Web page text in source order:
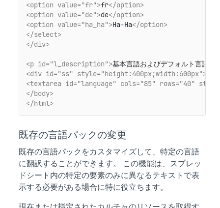
<option value="fr">fr</option>
<option value="de">de</option>
<option value="ha_ha">Ha-Ha</option>
</select>
</div>
<p id="l_description">基本言語およびデフォルト言語。
<div id="ss" style="height:400px;width:600px">
<textarea id="language" cols="85" rows="40"
</body>
</html>
既存の言語パックの変更
既存の言語パックをカスタマイズして、特定の言語
に翻訳することができます。 この機能は、スプレッ
ドシート内の特定の要素のみに異なるテキストで表
示する必要がある場合に特に役立ちます。